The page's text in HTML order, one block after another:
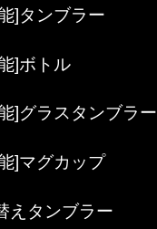
]タンブラー
]ボトル
]グラスタンブラー
]マグカップ
えタンブラー